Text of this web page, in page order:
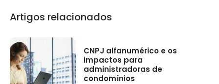
Artigos relacionados
CNPJ alfanumérico e os
impactos para
administradoras de
condomínios